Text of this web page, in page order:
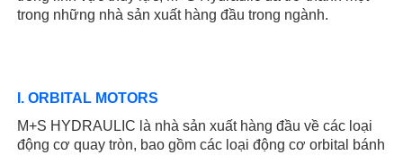
trong những nhà sản xuất hàng đầu trong ngành.
I. ORBITAL MOTORS
M+S HYDRAULIC là nhà sản xuất hàng đầu về các loại
động cơ quay tròn, bao gồm các loại động cơ orbital bánh